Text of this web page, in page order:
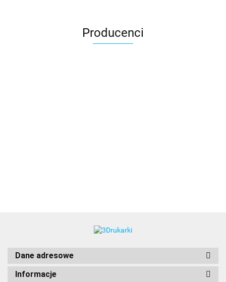
Producenci
Dane adresowe
Informacje